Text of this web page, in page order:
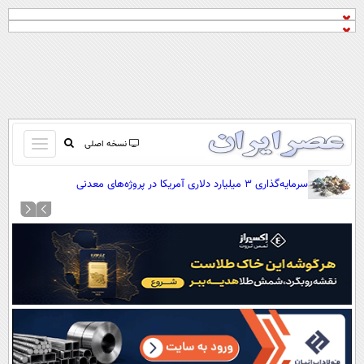
نسخه اصلی
باز
و
کردن
صفحه اول
آرشیو
نظرسنجی
آب و هوا
اوقات شرعی
سواد زندگی
سرمایه‌گذاری ۳ میلیارد دلاری آمریکا در پروژه‌های معدنی